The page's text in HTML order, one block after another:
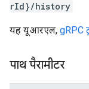
rId}/history
यह यूआरएल, gRPC
पाथ पैरामीटर